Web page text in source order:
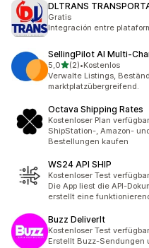
DLTRANS
Gratis
Integración entre
SellingPilot AI
5,0von 5 Sternen
(2)
2 Rezensionen insgesamt
•Kostenlos
Verwalte Listings,
marktplatzübergreifend.
Octava Shipping Rates
Kostenloser Plan verfügbar
ShipStation-, Amazon-
Bestellungen kaufen
WS24 API SHIP
Kostenloser Test verfügbar
Die App liest die API-
erstellt eine
Buzz DeliverIt
Kostenloser Test verfügbar
Erstellt Buzz-Sendungen